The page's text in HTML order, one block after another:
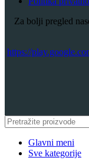
Za bolji pregled
​https://
Glavni meni
Sve kategorije